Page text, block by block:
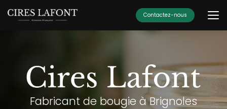
au
contenu
Contactez-nous
Fabricant de bougie à Brignoles